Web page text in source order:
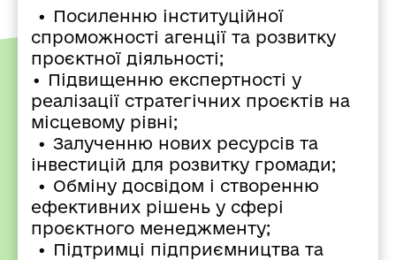
• Посиленню інституційної
спроможності агенції та розвитку
проєктної діяльності;
• Підвищенню експертності у
реалізації стратегічних проєктів на
місцевому рівні;
• Залученню нових ресурсів та
інвестицій для розвитку громади;
• Обміну досвідом і створенню
ефективних рішень у сфері
проєктного менеджменту;
• Підтримці підприємництва та